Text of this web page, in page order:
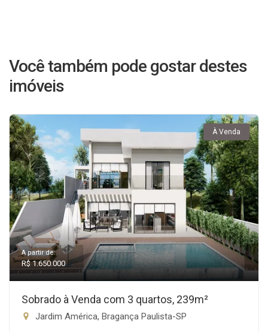
Você também pode gostar destes
imóveis
À Venda
A partir de:
R$ 1.650.000
Sobrado à Venda com 3 quartos, 239m²
Jardim América, Bragança Paulista-SP